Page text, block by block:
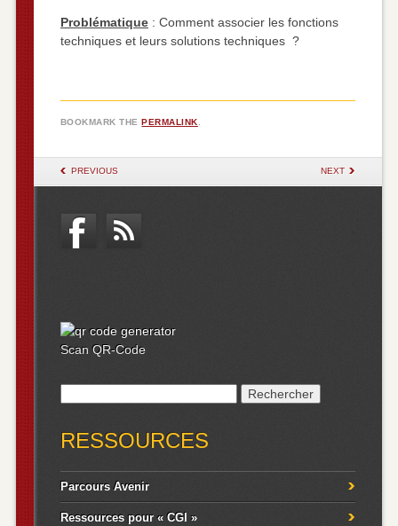
Problématique: Comment associer les fonctions
techniques et leurs solutions techniques ?
BOOKMARK THEPERMALINK
POST NAVIGATION
PREVIOUS NEXT
Scan QR-Code
RESSOURCES
Parcours Avenir
Ressources pour « CGI »